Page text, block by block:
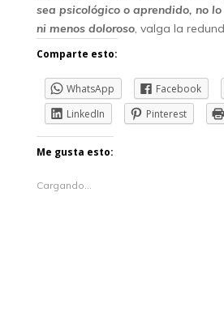
sea psicológico o aprendido, no
ni menos doloroso, valga la
Comparte esto:
WhatsApp Facebook
LinkedIn
Pinterest
Me gusta esto:
Cargando...